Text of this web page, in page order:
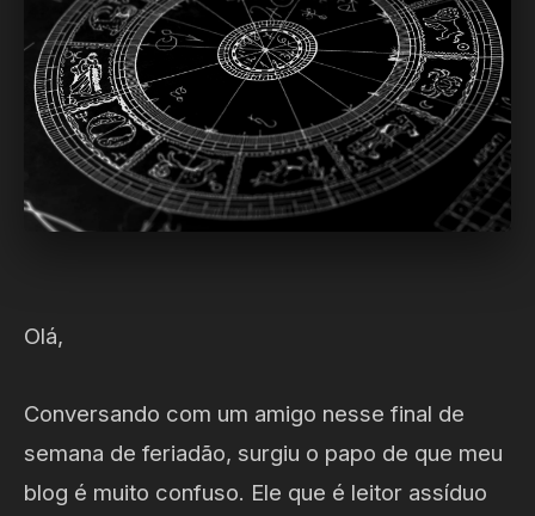
Olá,
Conversando com um amigo nesse final de
semana de feriadão, surgiu o papo de que meu
blog é muito confuso. Ele que é leitor assíduo